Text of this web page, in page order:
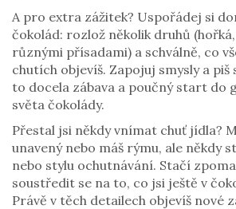
A pro extra zážitek? Uspořádej si
čokolád: rozlož několik druhů
různými přísadami) a schválně, co
chutích objevíš. Zapojuj smysly a piš
to docela zábava a poučný start do
světa čokolády.
Přestal jsi někdy vnímat chuť jídla?
unavený nebo máš rýmu, ale někdy
nebo stylu ochutnávání. Stačí
soustředit se na to, co jsi ještě v
Právě v těch detailech objevíš nové